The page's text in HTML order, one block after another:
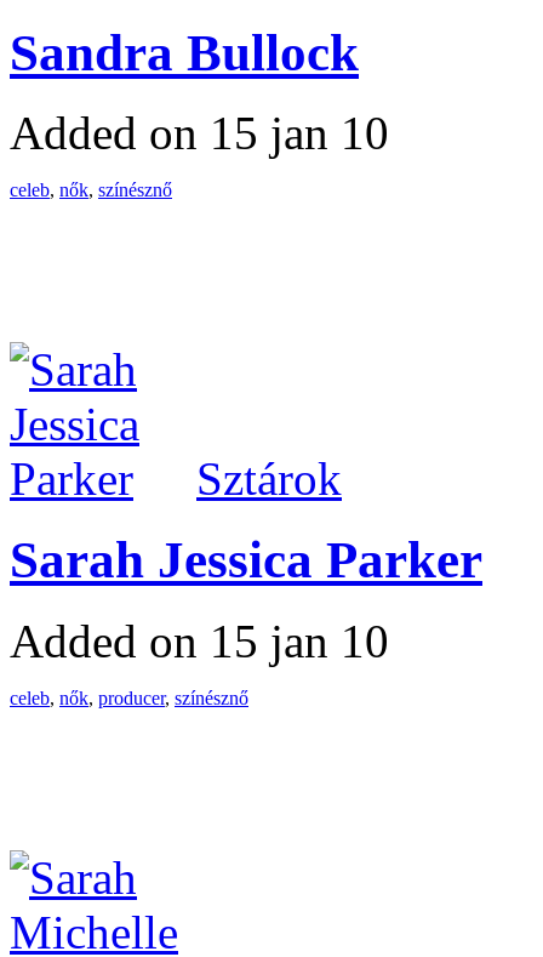
Sandra Bullock
Added on 15 jan 10
celeb, nők, színésznő
Sztárok
Sarah Jessica Parker
Added on 15 jan 10
celeb, nők, producer, színésznő